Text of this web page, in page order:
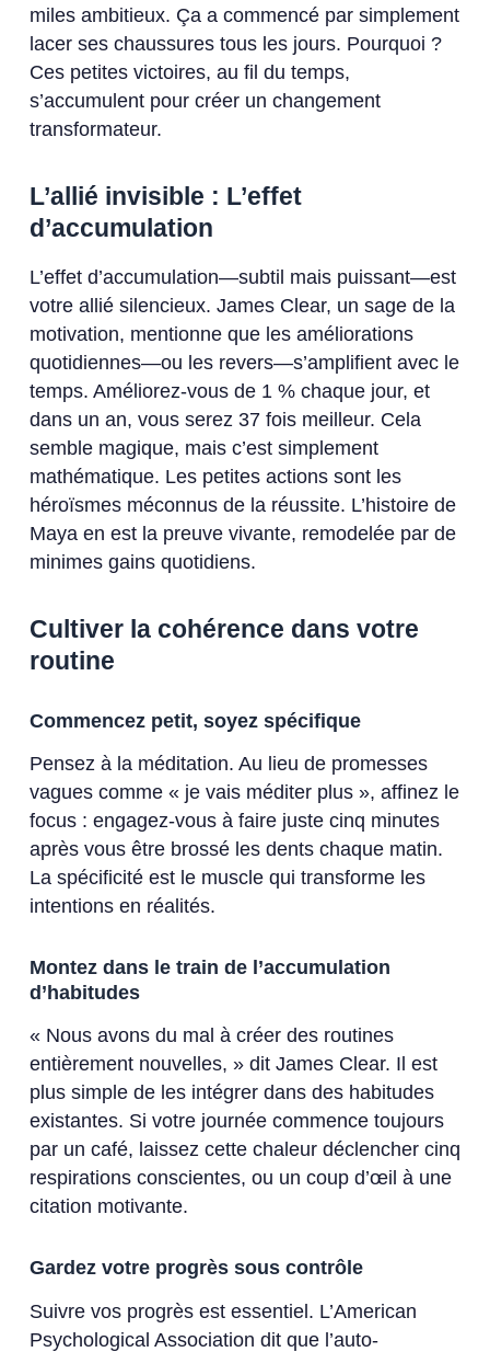
miles ambitieux. Ça a commencé par simplement
lacer ses chaussures tous les jours. Pourquoi ?
Ces petites victoires, au fil du temps,
s’accumulent pour créer un changement
transformateur.
L’allié invisible : L’effet
d’accumulation
L’effet d’accumulation—subtil mais puissant—est
votre allié silencieux. James Clear, un sage de la
motivation, mentionne que les améliorations
quotidiennes—ou les revers—s’amplifient avec le
temps. Améliorez-vous de 1 % chaque jour, et
dans un an, vous serez 37 fois meilleur. Cela
semble magique, mais c’est simplement
mathématique. Les petites actions sont les
héroïsmes méconnus de la réussite. L’histoire de
Maya en est la preuve vivante, remodelée par de
minimes gains quotidiens.
Cultiver la cohérence dans votre
routine
Commencez petit, soyez spécifique
Pensez à la méditation. Au lieu de promesses
vagues comme « je vais méditer plus », affinez le
focus : engagez-vous à faire juste cinq minutes
après vous être brossé les dents chaque matin.
La spécificité est le muscle qui transforme les
intentions en réalités.
Montez dans le train de l’accumulation
d’habitudes
« Nous avons du mal à créer des routines
entièrement nouvelles, » dit James Clear. Il est
plus simple de les intégrer dans des habitudes
existantes. Si votre journée commence toujours
par un café, laissez cette chaleur déclencher cinq
respirations conscientes, ou un coup d’œil à une
citation motivante.
Gardez votre progrès sous contrôle
Suivre vos progrès est essentiel. L’American
Psychological Association dit que l’auto-